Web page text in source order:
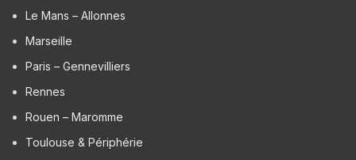
Le Mans – Allonnes
Marseille
Paris – Gennevilliers
Rennes
Rouen – Maromme
Toulouse & Périphérie